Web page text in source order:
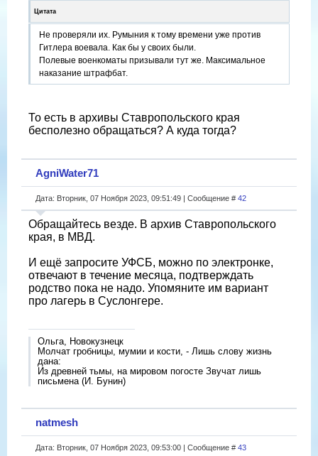
Цитата
Не проверяли их. Румыния к тому времени уже против
Гитлера воевала. Как бы у своих были.
Полевые военкоматы призывали тут же. Максимальное
наказание штрафбат.
То есть в архивы Ставропольского края
бесполезно обращаться? А куда тогда?
AgniWater71
Дата: Вторник, 07 Ноября 2023, 09:51:49 | Сообщение # 42
Обращайтесь везде. В архив Ставропольского
края, в МВД.
И ещë запросите УФСБ, можно по электронке,
отвечают в течение месяца, подтверждать
родство пока не надо. Упомяните им вариант
про лагерь в Суслонгере.
Ольга, Новокузнецк
Молчат гробницы, мумии и кости, - Лишь слову жизнь
дана:
Из древней тьмы, на мировом погосте Звучат лишь
письмена (И. Бунин)
natmesh
Дата: Вторник, 07 Ноября 2023, 09:53:00 | Сообщение # 43